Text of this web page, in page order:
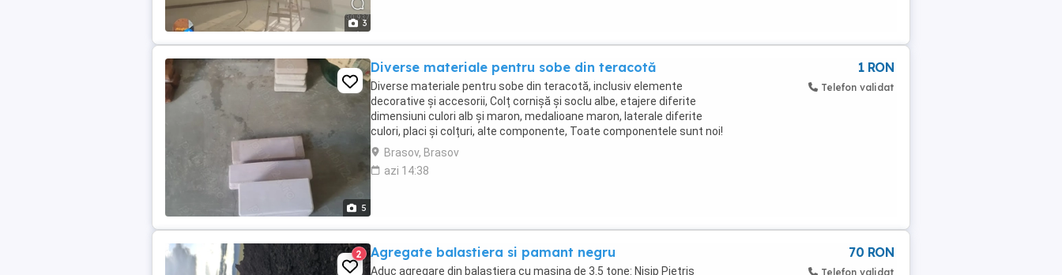
3
5
Diverse materiale pentru sobe din teracotă
Diverse materiale pentru sobe din teracotă, inclusiv elemente
decorative și accesorii, Colț cornișă și soclu albe, etajere diferite
dimensiuni culori alb și maron, medalioane maron, laterale diferite
culori, placi și colțuri, alte componente, Toate componentele sunt noi!
Brasov, Brasov
azi 14:38
1 RON
Telefon validat
2 Agregate balastiera si pamant negru
Aduc agregare din balastiera cu mașina de 3.5 tone: Nisip Pietriș
70 RON
Telefon validat